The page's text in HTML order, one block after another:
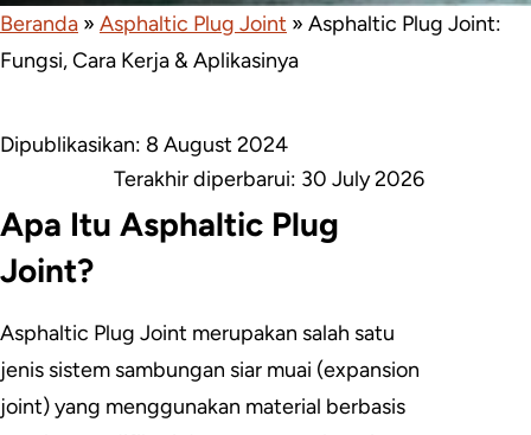
Beranda » Asphaltic Plug Joint » Asphaltic Plug Joint:
Fungsi, Cara Kerja & Aplikasinya
Dipublikasikan: 8 August 2024
Terakhir diperbarui: 30 July 2026
Apa Itu Asphaltic Plug
Joint?
Asphaltic Plug Joint merupakan salah satu
jenis sistem sambungan siar muai (expansion
joint) yang menggunakan material berbasis